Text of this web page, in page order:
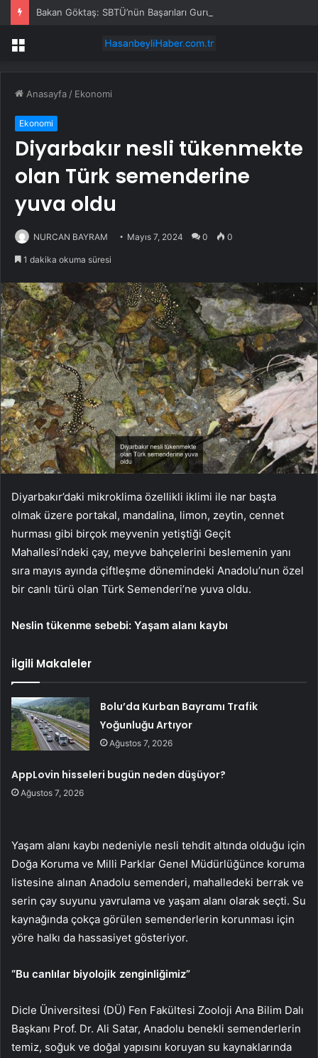
Bakan Göktaş: SBTÜ’nün Başarıları Gurur Verici
Menü
Anasayfa / Ekonomi
Ekonomi
Diyarbakır nesli tükenmekte
olan Türk semenderine
yuva oldu
NURCAN BAYRAM Mayıs 7, 2024 0 0
1 dakika okuma süresi
Diyarbakır’daki mikroklima özellikli iklimi ile nar başta
olmak üzere portakal, mandalina, limon, zeytin, cennet
hurması gibi birçok meyvenin yetiştiği Geçit
Mahallesi’ndeki çay, meyve bahçelerini beslemenin yanı
sıra mayıs ayında çiftleşme dönemindeki Anadolu’nun özel
bir canlı türü olan Türk Semenderi’ne yuva oldu.
Neslin tükenme sebebi: Yaşam alanı kaybı
İlgili Makaleler
Bolu’da Kurban Bayramı Trafik
Yoğunluğu Artıyor
Ağustos 7, 2026
AppLovin hisseleri bugün neden düşüyor?
Ağustos 7, 2026
Yaşam alanı kaybı nedeniyle nesli tehdit altında olduğu için
Doğa Koruma ve Milli Parklar Genel Müdürlüğünce koruma
listesine alınan Anadolu semenderi, mahalledeki berrak ve
serin çay suyunu yavrulama ve yaşam alanı olarak seçti. Su
kaynağında çokça görülen semenderlerin korunması için
yöre halkı da hassasiyet gösteriyor.
“Bu canlılar biyolojik zenginliğimiz”
Dicle Üniversitesi (DÜ) Fen Fakültesi Zooloji Ana Bilim Dalı
Başkanı Prof. Dr. Ali Satar, Anadolu benekli semenderlerin
temiz, soğuk ve doğal yapısını koruyan su kaynaklarında